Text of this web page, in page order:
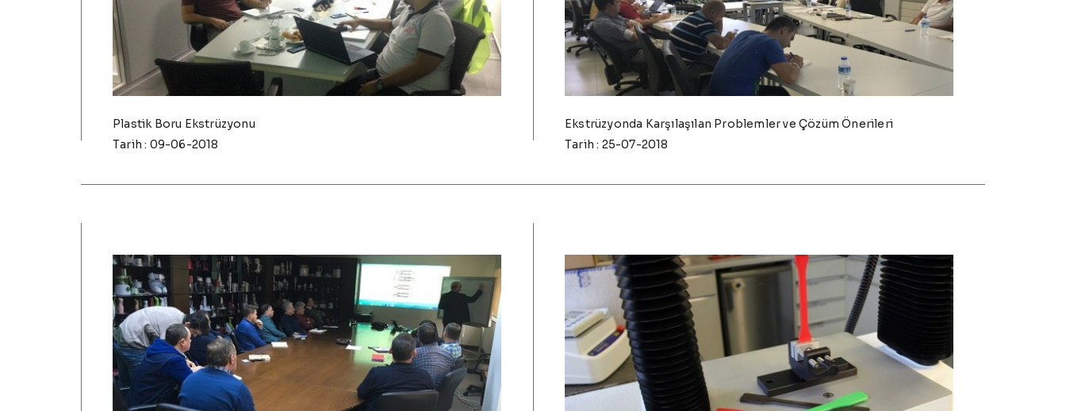
Plastik Boru Ekstrüzyonu
Tarih : 09-06-2018
Ekstrüzyonda Karşılaşılan Problemler ve Çözüm Önerileri
Tarih : 25-07-2018